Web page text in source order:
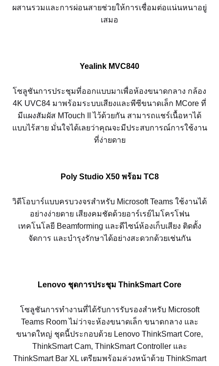
ผสานรวมและการผ่อนสายช่วยให้การเชื่อมต่อแน่นหนาอยู่
เสมอ
Yealink MVC840
โซลูชันการประชุมที่ออกแบบมาเพื่อห้องขนาดกลาง กล้อง
4K UVC84 มาพร้อมระบบเสียงและพีซีขนาดเล็ก MCore ที่
มีแผงสัมผัส MTouch II ไว้ด้วยกัน สามารถแชร์เนื้อหาได้
แบบไร้สาย มั่นใจได้เลยว่าคุณจะมีประสบการณ์การใช้งาน
ที่ง่ายดาย
Poly Studio X50 พร้อม TC8
วิดีโอบาร์แบบครบวงจรสำหรับ Microsoft Teams ใช้งานได้
อย่างง่ายดาย เสียงคมชัดด้วยอาร์เรย์ไมโครโฟน
เทคโนโลยี Beamforming และดีไซน์ห้องเก็บเสียง ติดตั้ง
จัดการ และบำรุงรักษาได้อย่างสะดวกด้วยเช่นกัน
Lenovo ชุดการประชุม ThinkSmart Core
โซลูชันการทำงานที่ได้รับการรับรองสำหรับ Microsoft
Teams Room ไม่ว่าจะห้องขนาดเล็ก ขนาดกลาง และ
ขนาดใหญ่ ชุดนี้ประกอบด้วย Lenovo ThinkSmart Core,
ThinkSmart Cam, ThinkSmart Controller และ
ThinkSmart Bar XL เตรียมพร้อมล่วงหน้าด้วย ThinkSmart